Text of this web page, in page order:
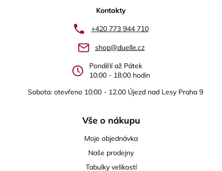
Kontakty
+420 773 944 710
shop@duelle.cz
Pondělí až Pátek
10:00 - 18:00 hodin
Sobota: otevřeno 10:00 - 12.00 Újezd nad Lesy Praha 9
Vše o nákupu
Moje objednávka
Naše prodejny
Tabulky velikostí